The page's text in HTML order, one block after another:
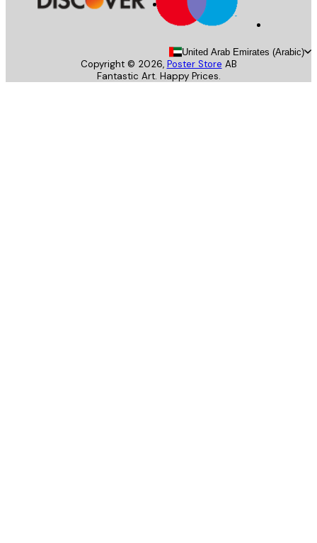
United Arab Emirates
Copyright ©2026, Poster Store
Fantastic Art. Happy Prices.